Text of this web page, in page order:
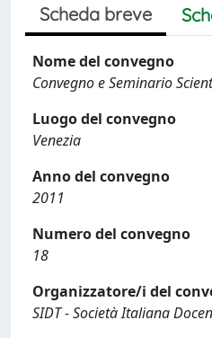
Scheda breve
Nome del convegno
Convegno e Seminario
Luogo del convegno
Venezia
Anno del convegno
2011
Numero del convegno
18
Organizzatore/i del
SIDT - Società Italiana